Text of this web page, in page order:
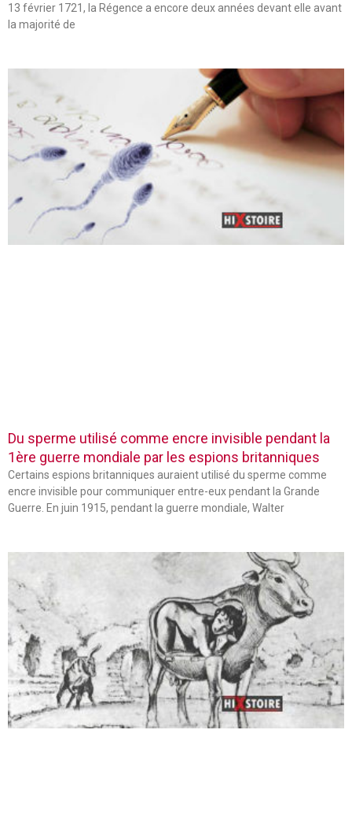
13 février 1721, la Régence a encore deux années devant elle avant
la majorité de
Du sperme utilisé comme encre invisible pendant la
1ère guerre mondiale par les espions britanniques
Certains espions britanniques auraient utilisé du sperme comme
encre invisible pour communiquer entre-eux pendant la Grande
Guerre. En juin 1915, pendant la guerre mondiale, Walter